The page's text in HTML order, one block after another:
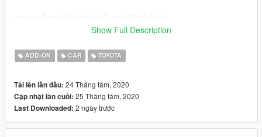
V\mods\update\x64\dlcpacks
Installation Instructions FiveM: Copy the celicagt4 folder to your
server resources folder, Start the Resource in your server cfg,
===========================================
Features:
Tuning Parts
Show Full Description
ADD-ON CAR TOYOTA
Tải lên lần đầu: 24 Tháng tám, 2020
Cập nhật lần cuối: 25 Tháng tám, 2020
Last Downloaded: 2 ngày trước